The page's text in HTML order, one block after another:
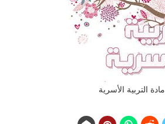
مادة التربية الأسرية